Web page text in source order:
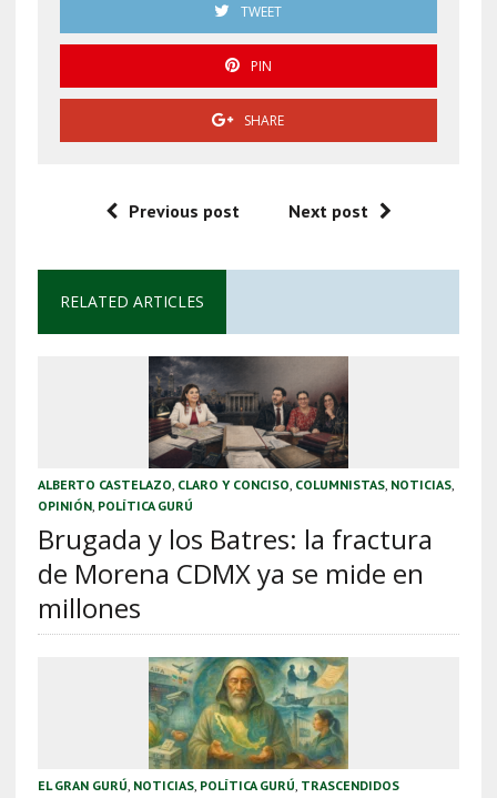
TWEET
PIN
SHARE
Previous post Next post
RELATED ARTICLES
ALBERTO CASTELAZO CLARO Y CONCISO COLUMNISTAS, NOTICIAS,
OPINIÓN, POLÍTICA GURÚ
Brugada y los Batres: la fractura
de Morena CDMX ya se mide en
millones
EL GRAN GURÚ NOTICIAS, POLÍTICA GURÚ TRASCENDIDOS